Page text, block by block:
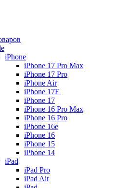
iPhone
iPhone 17 Pro Max
iPhone 17 Pro
iPhone Air
iPhone 17E
iPhone 17
iPhone 16 Pro Max
iPhone 16 Pro
iPhone 16e
iPhone 16
iPhone 15
iPhone 14
iPad
iPad Pro
iPad Air